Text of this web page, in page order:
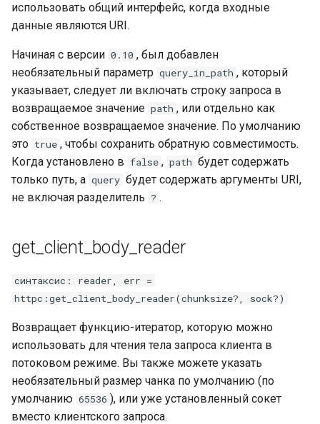
использовать общий интерфейс, когда входные
данные являются URI.
Начиная с версии 0.10 , был добавлен
необязательный параметр query_in_path , который
указывает, следует ли включать строку запроса в
возвращаемое значение path , или отдельно как
собственное возвращаемое значение. По умолчанию
это true , чтобы сохранить обратную совместимость.
Когда установлено в false , path будет содержать
только путь, а query будет содержать аргументы URI,
не включая разделитель ? .
get_client_body_reader
синтаксис: reader, err =
httpc:get_client_body_reader(chunksize?, sock?)
Возвращает функцию-итератор, которую можно
использовать для чтения тела запроса клиента в
потоковом режиме. Вы также можете указать
необязательный размер чанка по умолчанию (по
умолчанию 65536 ), или уже установленный сокет
вместо клиентского запроса.